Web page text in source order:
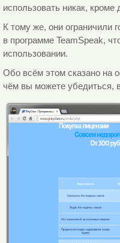
использовать никак,
К тому же, они ограничили
в программе TeamSpeak,
использовании.
Обо всём этом сказано на
чём вы можете убедиться,